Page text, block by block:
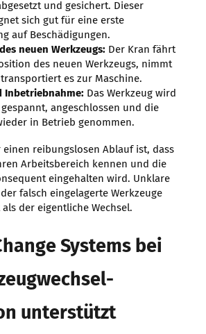
und gesichert. Dieser
sich gut für eine erste
auf Beschädigungen.
neuen Werkzeugs:Der Kran fährt
des neuen Werkzeugs, nimmt
es zur Maschine.
Inbetriebnahme:Das Werkzeug wird
angeschlossen und die
in Betrieb genommen.
einen reibungslosen Ablauf ist, dass
Arbeitsbereich kennen und die
eingehalten wird. Unklare
falsch eingelagerte Werkzeuge
der eigentliche Wechsel.
Systems bei
unterstützt